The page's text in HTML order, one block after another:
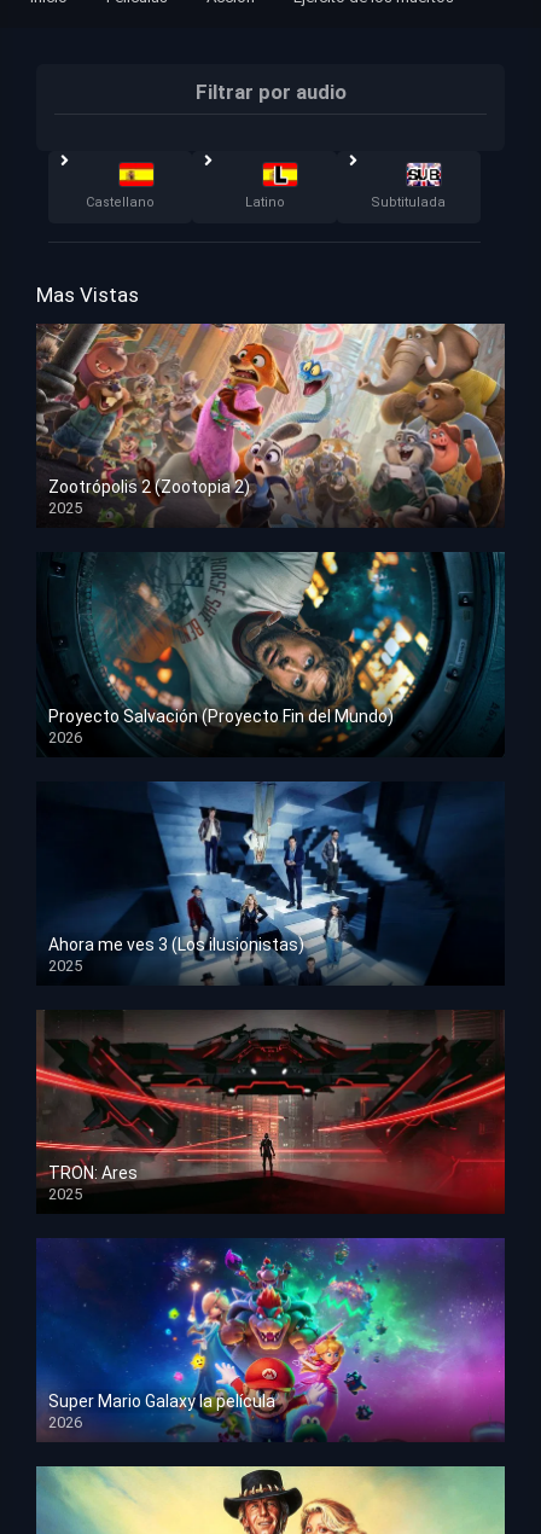
Filtrar por audio
Castellano Latino Subtitulada
Mas Vistas
Zootrópolis 2 (Zootopia 2)
2025
HD 1080p
Proyecto Salvación (Proyecto Fin del Mundo)
2026
HD 1080p
Ahora me ves 3 (Los ilusionistas)
2025
HD 1080p
TRON: Ares
2025
HD 1080p
Super Mario Galaxy la película
2026
HD 1080p